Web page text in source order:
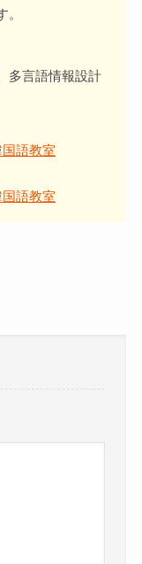
多言語情報設計
語教室
語教室